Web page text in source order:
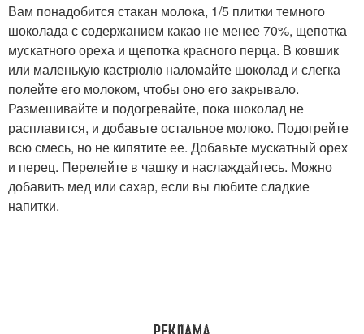
Вам понадобится стакан молока, 1/5 плитки темного
шоколада с содержанием какао не менее 70%, щепотка
мускатного ореха и щепотка красного перца. В ковшик
или маленькую кастрюлю наломайте шоколад и слегка
полейте его молоком, чтобы оно его закрывало.
Размешивайте и подогревайте, пока шоколад не
расплавится, и добавьте остальное молоко. Подогрейте
всю смесь, но не кипятите ее. Добавьте мускатный орех
и перец. Перелейте в чашку и наслаждайтесь. Можно
добавить мед или сахар, если вы любите сладкие
напитки.